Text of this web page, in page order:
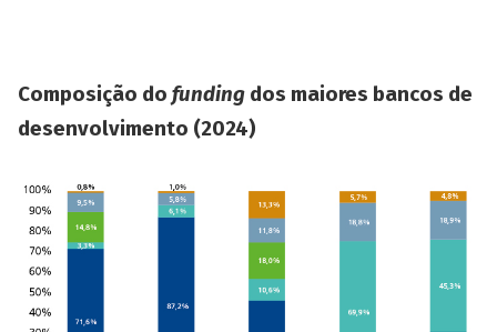
Composição do funding dos maiores bancos de
desenvolvimento (2024)